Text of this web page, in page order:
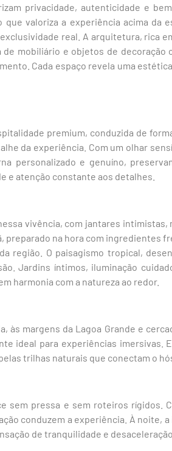
privacidade, autenticidade e
que valoriza a experiência acima da
real. A arquitetura, rica
de mobiliário e objetos de decoração
Cada espaço revela uma
premium, conduzida de
da experiência. Com um olhar
personalizado e genuíno,
e atenção constante aos detalhes.
vivência, com jantares
preparado na hora com ingredientes
região. O paisagismo tropical,
Jardins íntimos, iluminação
harmonia com a natureza ao redor.
às margens da Lagoa Grande e
ideal para experiências imersivas.
trilhas naturais que conectam o
sem pressa e sem roteiros rígidos.
conduzem a experiência. À noite,
de tranquilidade e desaceleração.